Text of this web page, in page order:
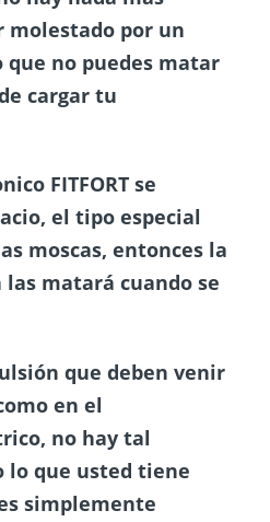
por un
no puedes matar
cargar tu
FITFORTse
el tipo especial
moscas, entonces la
matará cuando se
que deben venir
en el
no hay tal
lo que usted tiene
simplemente